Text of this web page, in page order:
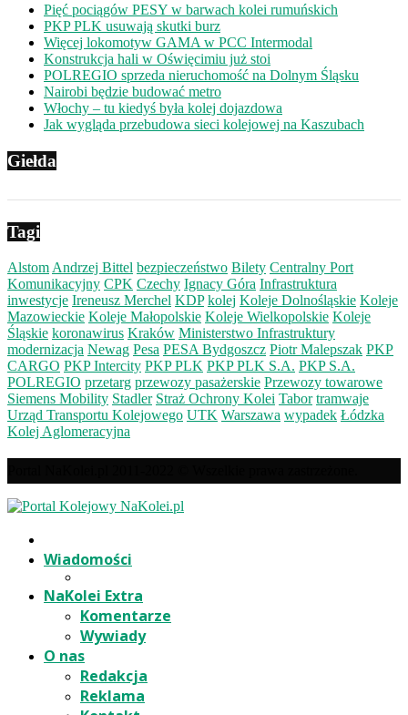
Pięć pociągów PESY w barwach kolei rumuńskich
PKP PLK usuwają skutki burz
Więcej lokomotyw GAMA w PCC Intermodal
Konstrukcja hali w Oświęcimiu już stoi
POLREGIO sprzeda nieruchomość na Dolnym Śląsku
Nairobi będzie budować metro
Włochy – tu kiedyś była kolej dojazdowa
Jak wygląda przebudowa sieci kolejowej na Kaszubach
Giełda
Tagi
Alstom Andrzej Bittel bezpieczeństwo Bilety Centralny Port
Komunikacyjny CPK Czechy Ignacy Góra Infrastruktura
inwestycje Ireneusz Merchel KDP kolej Koleje Dolnośląskie Koleje
Mazowieckie Koleje Małopolskie Koleje Wielkopolskie Koleje
Śląskie koronawirus Kraków Ministerstwo Infrastruktury
modernizacja Newag Pesa PESA Bydgoszcz Piotr Malepszak PKP
CARGO PKP Intercity PKP PLK PKP PLK S.A. PKP S.A.
POLREGIO przetarg przewozy pasażerskie Przewozy towarowe
Siemens Mobility Stadler Straż Ochrony Kolei Tabor tramwaje
Urząd Transportu Kolejowego UTK Warszawa wypadek Łódzka
Kolej Aglomeracyjna
Wiadomości
NaKolei Extra
Komentarze
Wywiady
O nas
Redakcja
Reklama